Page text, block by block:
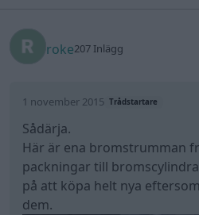
roke207 Inlägg
1 november 2015 Trådstartare
Sådärja.
Här är ena bromstrumman
packningar till
på att köpa helt nya
dem.